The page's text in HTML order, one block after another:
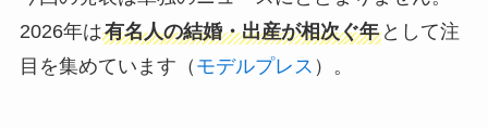
2026年は有名人の結婚・出産が相次ぐ年として注
目を集めています（ モデルプレス ）。